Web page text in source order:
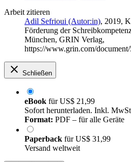
Arbeit zitieren
Adil Sefrioui (Autor:in), 2019,
Förderung der
München, GRIN Verlag,
https://www.grin.com/
Schließen
eBook fürUS$ 21,99
Sofort herunterladen. Inkl.
Format: PDF – für alle Geräte
Paperback fürUS$ 31,99
Versand weltweit